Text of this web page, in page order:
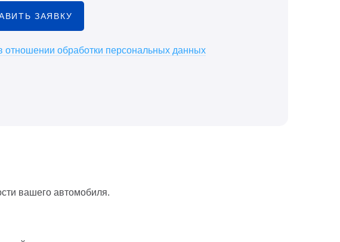
ЗАЯВКУ
отношении обработки персональных данных
вашего автомобиля.